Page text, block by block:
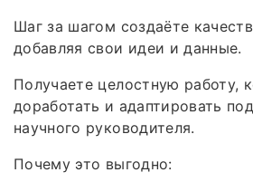
Шаг за шагом создаёте
добавляя свои идеи и данные.
Получаете целостную работу,
доработать и адаптировать
научного руководителя.
Почему это выгодно: